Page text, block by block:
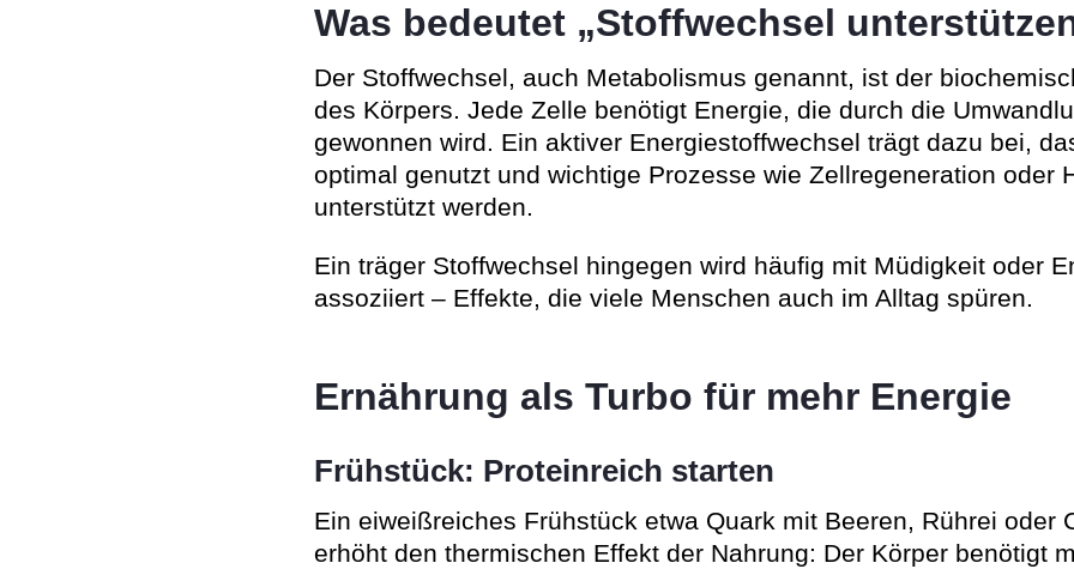
Was bedeutet „Stoffwechsel
Der Stoffwechsel, auch Metabolismus genannt, ist der
des Körpers. Jede Zelle benötigt Energie, die durch die
gewonnen wird. Ein aktiver Energiestoffwechsel trägt dazu bei,
optimal genutzt und wichtige Prozesse wie Zellregeneration oder
unterstützt werden.
Ein träger Stoffwechsel hingegen wird häufig mit Müdigkeit oder
assoziiert – Effekte, die viele Menschen auch im Alltag spüren.
Ernährung als Turbo für mehr Energie
Frühstück: Proteinreich starten
Ein eiweißreiches Frühstück etwa Quark mit Beeren, Rührei oder
erhöht den thermischen Effekt der Nahrung: Der Körper benötigt